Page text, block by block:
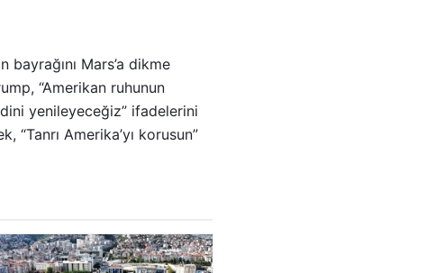
Mars’a dikme
“Amerikan ruhunun
yenileyeceğiz” ifadelerini
“Tanrı Amerika’yı korusun”